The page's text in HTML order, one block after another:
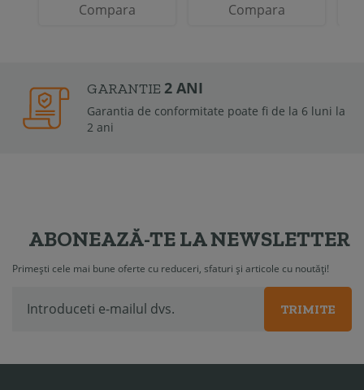
Compara Compara
GARANTIE 2 ANI
Garantia de conformitate poate fi de la 6 luni la
2 ani
ABONEAZĂ-TE LA NEWSLETTER
Primești cele mai bune oferte cu reduceri, sfaturi și articole cu noutăți!
TRIMITE